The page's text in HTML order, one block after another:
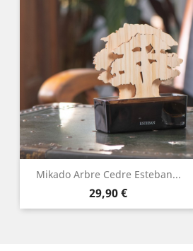
Mikado Arbre Cedre Esteban...
Preu
29,90 €